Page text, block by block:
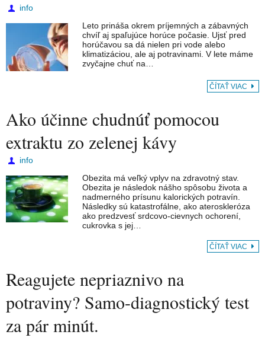
info
Leto prináša okrem príjemných a zábavných
chvíľ aj spaľujúce horúce počasie. Ujsť pred
horúčavou sa dá nielen pri vode alebo
klimatizáciou, ale aj potravinami. V lete máme
zvyčajne chuť na…
ČÍTAŤ VIAC
Ako účinne chudnúť pomocou
extraktu zo zelenej kávy
info
Obezita má veľký vplyv na zdravotný stav.
Obezita je následok nášho spôsobu života a
nadmerného prísunu kalorických potravín.
Následky sú katastrofálne, ako ateroskleróza
ako predzvesť srdcovo-cievnych ochorení,
cukrovka s jej…
ČÍTAŤ VIAC
Reagujete nepriaznivo na
potraviny? Samo-diagnostický test
za pár minút.